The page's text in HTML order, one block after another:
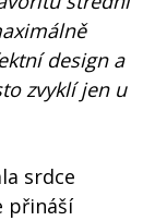
design a
zvyklí jen u
srdce
přináší